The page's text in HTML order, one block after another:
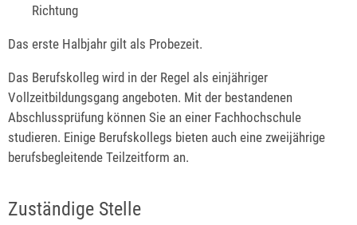
Richtung
Das erste Halbjahr gilt als Probezeit.
Das Berufskolleg wird in der Regel als einjähriger
Vollzeitbildungsgang angeboten. Mit der bestandenen
Abschlussprüfung können Sie an einer Fachhochschule
studieren. Einige Berufskollegs bieten auch eine zweijährige
berufsbegleitende Teilzeitform an.
Zuständige Stelle